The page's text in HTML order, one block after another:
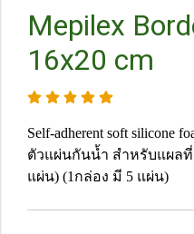
Mepilex
16x20 cm
Self-adherent soft silicone
ตัวแผ่นกันน้ำ สำหรับแผลที่
แผ่น) (1กล่อง มี 5 แผ่น)